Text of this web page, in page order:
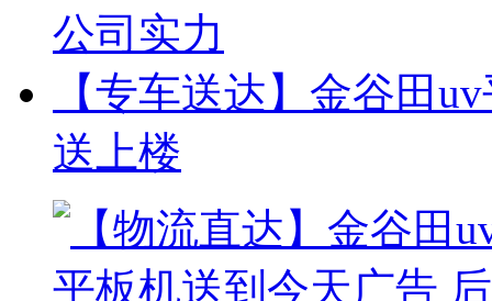
公司实力
【专车送达】金谷田
送上楼